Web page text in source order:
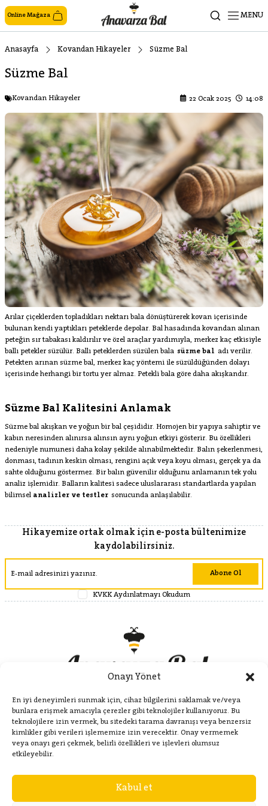
Onayı Yönet
En iyi deneyimleri sunmak için, cihaz bilgilerini saklamak ve/veya
bunlara erişmek amacıyla çerezler gibi teknolojiler kullanıyoruz. Bu
teknolojilere izin vermek, bu sitedeki tarama davranışı veya benzersiz
kimlikler gibi verileri işlememize izin verecektir. Onay vermemek
veya onayı geri çekmek, belirli özellikleri ve işlevleri olumsuz
etkileyebilir.
Kabul et
Online Mağaza MENU
Anasayfa Kovandan Hikayeler Süzme Bal
Süzme Bal
Kovandan Hikayeler 22 Ocak 2025 14:08
Arılar çiçeklerden topladıkları nektarı bala dönüştürerek kovan içerisinde
bulunan kendi yaptıkları peteklerde depolar. Bal hasadında kovandan alınan
peteğin sır tabakası kaldırılır ve özel araçlar yardımıyla, merkez kaç etkisiyle
ballı petekler süzülür. Ballı peteklerden süzülen bala süzme bal adı verilir.
Petekten arınan süzme bal, merkez kaç yöntemi ile süzüldüğünden dolayı
içerisinde herhangi bir tortu yer almaz. Petekli bala göre daha akışkandır.
Süzme Bal Kalitesini Anlamak
Süzme bal akışkan ve yoğun bir bal çeşididir. Homojen bir yapıya sahiptir ve
kabın neresinden alınırsa alınsın aynı yoğun etkiyi gösterir. Bu özellikleri
nedeniyle numunesi daha kolay şekilde alınabilmektedir. Balın şekerlenmesi,
donması, tadının keskin olması, rengini açık veya koyu olması, gerçek ya da
sahte olduğunu göstermez. Bir balın güvenilir olduğunu anlamanın tek yolu
analiz işlemidir. Balların kalitesi sadece uluslararası standartlarda yapılan
bilimsel analizler ve testler sonucunda anlaşılabilir.
Hikayemize ortak olmak için e-posta bültenimize
kaydolabilirsiniz.
KVKK Aydınlatmayı Okudum
Abone Ol
Kategoriler